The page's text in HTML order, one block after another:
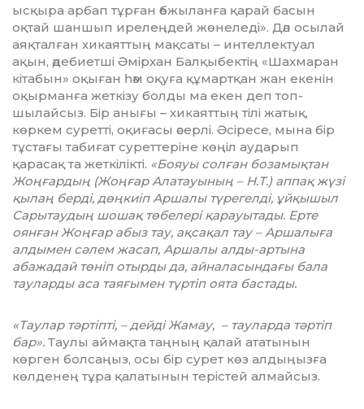
ысқыра арбап тұрған әбжыланға қарай басын
оқтай шаншып ирелеңдей жөнеледі». Дәл осылай
аяқталған хикаят­тың мақсаты – интеллектуал
ақын, әде­биет­ші Әмірхан Балқыбектің «Шахмаран
кітабын» оқыған һәм оқуға құмартқан жан екенін
оқырманға жеткізу болды ма екен деп топ­
шылайсыз. Бір анығы – хикаяттың тілі жатық,
көркем суретті, оқиғасы әсерлі. Әсіресе, мына бір
тұстағы табиғат суретте­ріне көңіл аударып
қарасақ та жеткілікті. «Бояуы солған боза­мықтан
Жоңғардың (Жоңғар Алатауының – Н.Т.) аппақ жүзі
қылаң берді, дөңкиіп Аршалы түрегелді, ұйқышыл
Сарытаудың шошақ төбелері қарауытады. Ерте
оянған Жоңғар абыз тау, ақсақал тау – Аршалыға
алдымен сәлем жасап, Аршалы алды-артына
абажадай төніп отырды да, айнала­сын­дағы бала
тауларды аса таяғымен түр­тіп оята бастады.
«Таулар тәртіпті, – дейді Жамау, – тау­ларда тәртіп
бар». Таулы аймақта таңның қалай ататынын
көрген болсаңыз, осы бір сурет көз алдыңызға
көлденең тұра қала­тынын терістей алмайсыз.